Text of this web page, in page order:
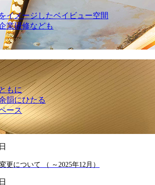
イメージしたベイビュー空間
業研修なども
もに
韻にひたる
ース
更について （ ～2025年12月）